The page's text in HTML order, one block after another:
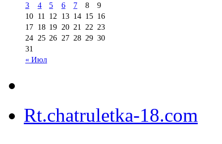
« Июл
3
4 5 6 7 8
9
10 11 12 13 14 15 16
17 18 19 20 21 22 23
24 25 26 27 28 29 30
31
Rt.chatruletka-18.com